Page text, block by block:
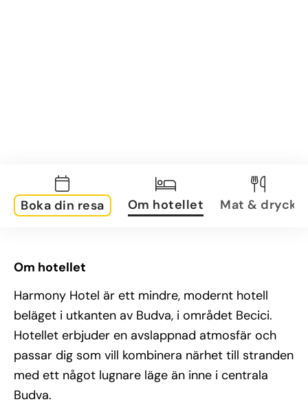
Boka din resa Om hotellet Mat & dryck
Om hotellet
Harmony Hotel är ett mindre, modernt hotell
beläget i utkanten av Budva, i området Becici.
Hotellet erbjuder en avslappnad atmosfär och
passar dig som vill kombinera närhet till stranden
med ett något lugnare läge än inne i centrala
Budva.